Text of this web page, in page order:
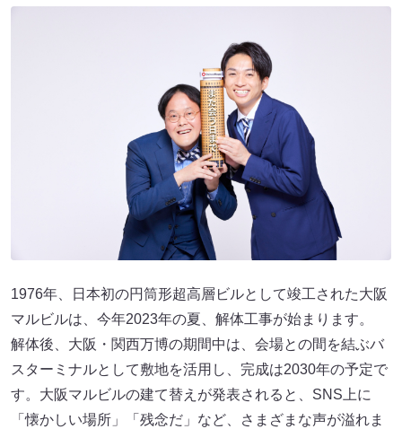
1976年、日本初の円筒形超高層ビルとして竣工された大阪
マルビルは、今年2023年の夏、解体工事が始まります。
解体後、大阪・関西万博の期間中は、会場との間を結ぶバ
スターミナルとして敷地を活用し、完成は2030年の予定で
す。大阪マルビルの建て替えが発表されると、SNS上に
「懐かしい場所」「残念だ」など、さまざまな声が溢れま